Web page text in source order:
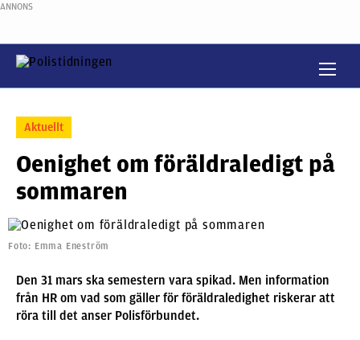
ANNONS
Aktuellt
Oenighet om föräldraledigt på
sommaren
Foto: Emma Eneström
Den 31 mars ska semestern vara spikad. Men information
från HR om vad som gäller för föräldraledighet riskerar att
röra till det anser Polisförbundet.